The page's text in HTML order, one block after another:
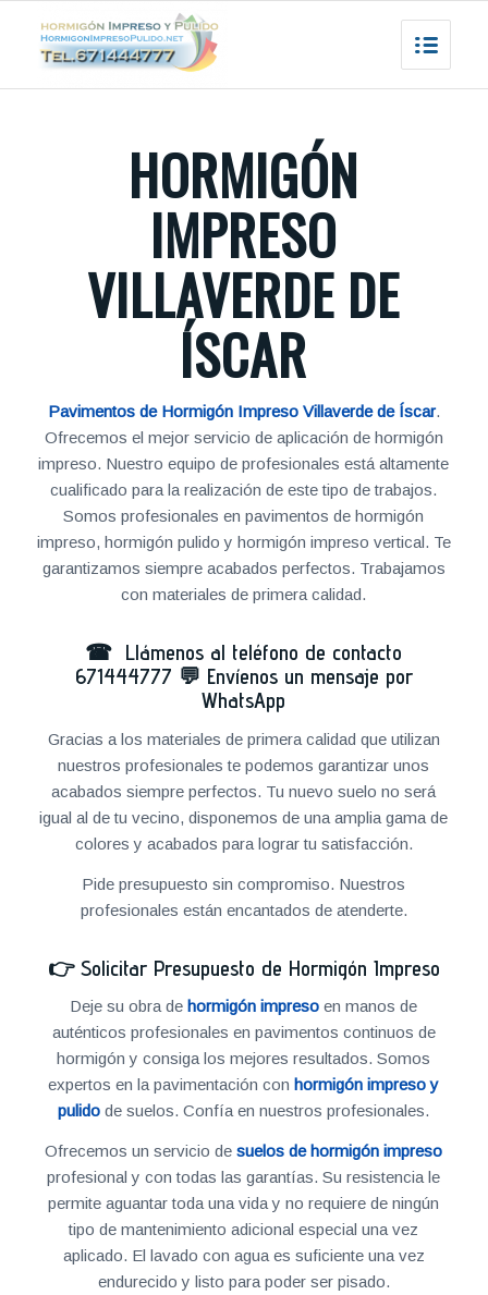
HORMIGÓN
IMPRESO
VILLAVERDE DE
ÍSCAR
Pavimentos de Hormigón Impreso Villaverde de Íscar.
Ofrecemos el mejor servicio de aplicación de hormigón
impreso. Nuestro equipo de profesionales está altamente
cualificado para la realización de este tipo de trabajos.
Somos profesionales en pavimentos de hormigón
impreso, hormigón pulido y hormigón impreso vertical. Te
garantizamos siempre acabados perfectos. Trabajamos
con materiales de primera calidad.
☎ Llámenos al teléfono de contacto
671444777 💬 Envíenos un mensaje por
WhatsApp
Gracias a los materiales de primera calidad que utilizan
nuestros profesionales te podemos garantizar unos
acabados siempre perfectos. Tu nuevo suelo no será
igual al de tu vecino, disponemos de una amplia gama de
colores y acabados para lograr tu satisfacción.
Pide presupuesto sin compromiso. Nuestros
profesionales están encantados de atenderte.
👉 Solicitar Presupuesto de Hormigón Impreso
Deje su obra dehormigón impreso en manos de
auténticos profesionales en pavimentos continuos de
hormigón y consiga los mejores resultados. Somos
expertos en la pavimentación conhormigón impreso y
pulido de suelos. Confía en nuestros profesionales.
Ofrecemos un servicio desuelos de hormigón impreso
profesional y con todas las garantías. Su resistencia le
permite aguantar toda una vida y no requiere de ningún
tipo de mantenimiento adicional especial una vez
aplicado. El lavado con agua es suficiente una vez
endurecido y listo para poder ser pisado.